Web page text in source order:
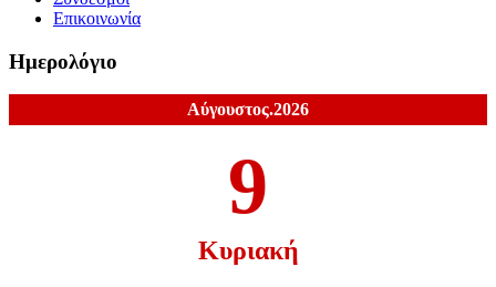
Επικοινωνία
Ημερολόγιο
Αύγουστος.2026
9
Κυριακή